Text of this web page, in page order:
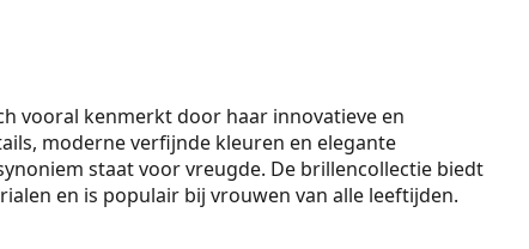
vooral kenmerkt door haar innovatieve en
moderne verfijnde kleuren en elegante
staat voor vreugde. De brillencollectie biedt
en is populair bij vrouwen van alle leeftijden.